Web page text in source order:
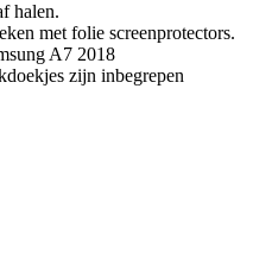
halen.
met folie screenprotectors.
A7 2018
zijn inbegrepen